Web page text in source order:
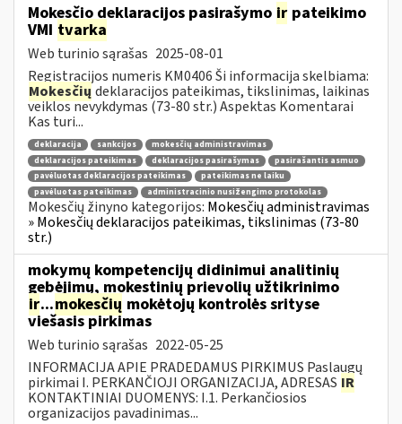
Mokesčio deklaracijos pasirašymo ir pateikimo
VMI tvarka
Web turinio sąrašas 2025-08-01
Registracijos numeris KM0406 Ši informacija skelbiama:
Mokesčių deklaracijos pateikimas, tikslinimas, laikinas
veiklos nevykdymas (73-80 str.) Aspektas Komentarai
Kas turi...
deklaracija sankcijos
mokesčių administravimas
deklaracijos pateikimas
deklaracijos pasirašymas
pasirašantis asmuo
pavėluotas deklaracijos pateikimas
pateikimas ne laiku
pavėluotas pateikimas
administracinio nusižengimo protokolas
Mokesčių žinyno kategorijos: Mokesčių administravimas
» Mokesčių deklaracijos pateikimas, tikslinimas (73-80
str.)
mokymų kompetencijų didinimui analitinių
gebėjimų, mokestinių prievolių užtikrinimo
ir...mokesčių mokėtojų kontrolės srityse
viešasis pirkimas
Web turinio sąrašas 2022-05-25
INFORMACIJA APIE PRADEDAMUS PIRKIMUS Paslaugų
pirkimai I. PERKANČIOJI ORGANIZACIJA, ADRESAS IR
KONTAKTINIAI DUOMENYS: I.1. Perkančiosios
organizacijos pavadinimas...